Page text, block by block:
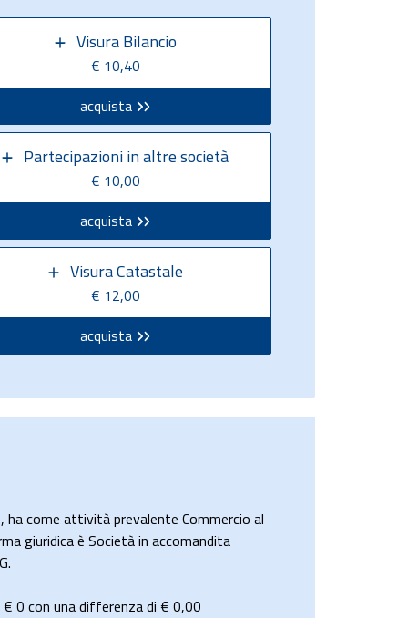
Visura Bilancio
€ 10,40
acquista
Partecipazioni in altre società
€ 10,00
acquista
Visura Catastale
€ 12,00
acquista
come attività prevalente Commercio al
giuridica è Società in accomandita
€ 0 con una differenza di € 0,00